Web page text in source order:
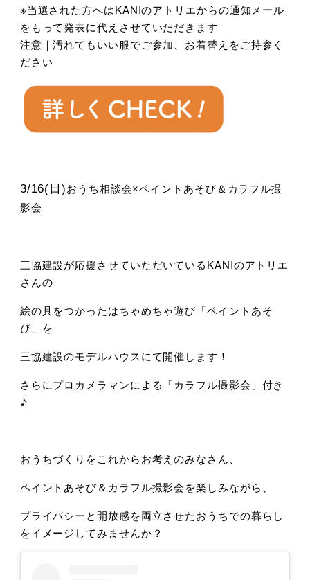
※当選された方へはKANIのアトリエからの通知メール
をもって発表に代えさせていただきます
注意｜汚れてもいい服でご参加、お着替えをご持参く
ださい
3/16(日)おうち相談会×ペイントあそび＆カラフル撮
影会
三協建設が応援させていただいているKANIのアトリエ
さんの
絵の具をつかったはちゃめちゃ遊び「ペイントあそ
び」を
三協建設のモデルハウスにて開催します！
さらにプロカメラマンによる「カラフル撮影会」付き
♪
おうちづくりをこれからお考えのみなさん、
ペイントあそび＆カラフル撮影会を楽しみながら、
プライバシーと開放感を両立させたおうちでの暮らし
をイメージしてみませんか？